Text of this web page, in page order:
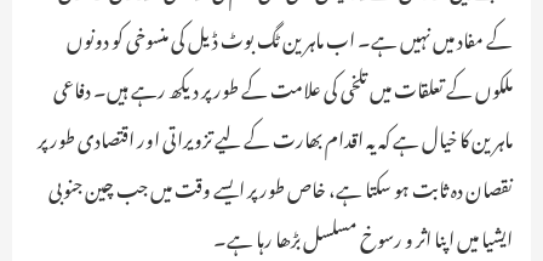
کے مفاد میں نہیں ہے۔ اب ماہرین ٹگ بوٹ ڈیل کی منسوخی کو دونوں
ملکوں کے تعلقات میں تلخی کی علامت کے طور پر دیکھ رہے ہیں۔ دفاعی
ماہرین کا خیال ہے کہ یہ اقدام بھارت کے لیے تزویراتی اور اقتصادی طور پر
نقصان دہ ثابت ہو سکتا ہے، خاص طور پر ایسے وقت میں جب چین جنوبی
ایشیا میں اپنا اثر و رسوخ مسلسل بڑھا رہا ہے۔